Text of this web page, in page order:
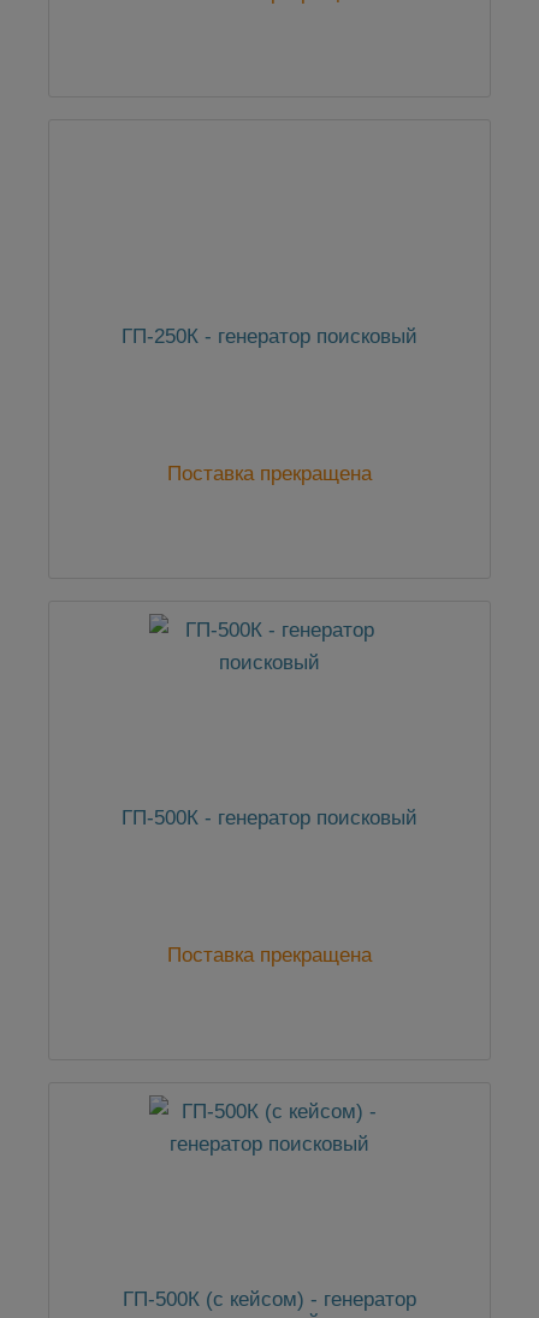
ГП-250К - генератор поисковый
Поставка прекращена
ГП-500К - генератор поисковый
Поставка прекращена
ГП-500К (с кейсом) - генератор